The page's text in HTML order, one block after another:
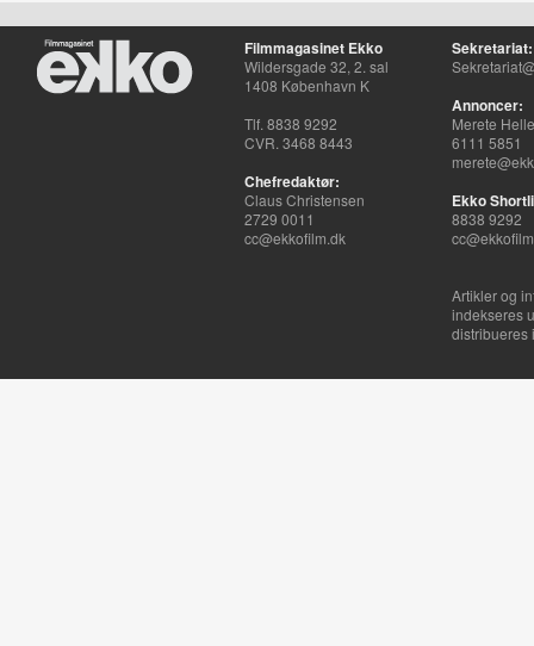
Filmmagasinet Ekko
Wildersgade 32, 2. sal
1408 København K
Tlf. 8838 9292
CVR. 3468 8443
Chefredaktør:
Claus Christensen
2729 0011
cc@ekkofilm.dk
Sekretariat:
Annoncer:
Merete
6111 5851
Ekko
8838 9292
Artikler og
indekseres
distribueres